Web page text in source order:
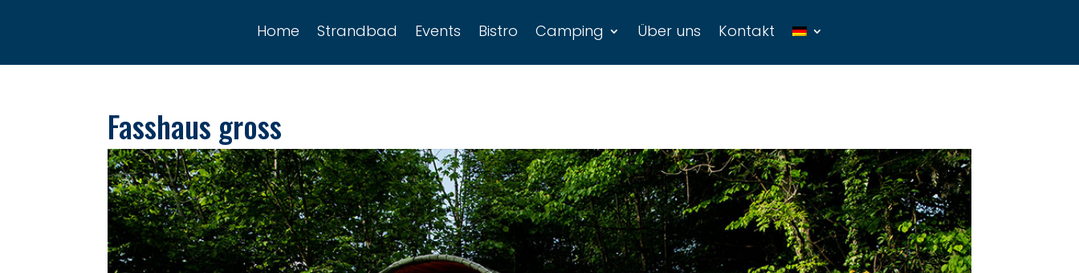
Home Strandbad Events Bistro Camping Über uns Kontakt
Fasshaus gross